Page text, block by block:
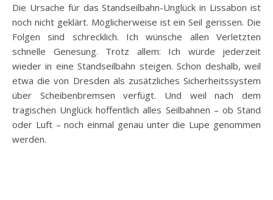
Die Ursache für das Standseilbahn-Unglück in Lissabon ist
noch nicht geklärt. Möglicherweise ist ein Seil gerissen. Die
Folgen sind schrecklich. Ich wünsche allen Verletzten
schnelle Genesung. Trotz allem: Ich würde jederzeit
wieder in eine Standseilbahn steigen. Schon deshalb, weil
etwa die von Dresden als zusätzliches Sicherheitssystem
über Scheibenbremsen verfügt. Und weil nach dem
tragischen Unglück hoffentlich alles Seilbahnen – ob Stand
oder Luft – noch einmal genau unter die Lupe genommen
werden.